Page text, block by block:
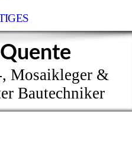
Mosaikleger &
Bautechniker